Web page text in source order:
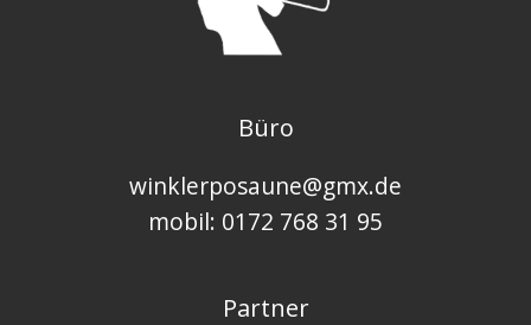
Büro
winklerposaune@gmx.de
mobil: 0172 768 31 95
Partner